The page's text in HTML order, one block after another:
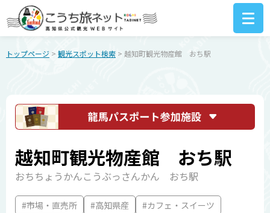
トップページ > 観光スポット検索 > 越知町観光物産館 おち駅
越知町観光物産館 おち駅
おちちょうかんこうぶっさんかん おち駅
#市場・直売所 #高知県産
#カフェ・スイーツ